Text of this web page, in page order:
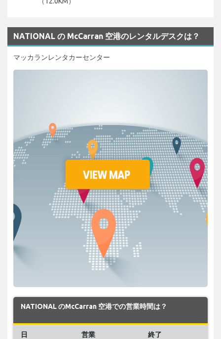
NATIONAL の McCarran 空港のレンタルデスクは？
マッカランレンタカーセンター
NATIONAL のMcCarran 空港での営業時間は？
日 営業 終了